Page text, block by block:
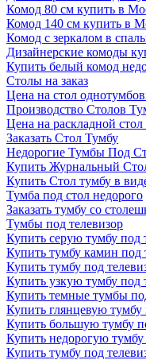
Комод 80 см купить в
Комод 140 см купить в
Комод с зеркалом в
Дизайнерские комоды
Купить белый комод
Столы на заказ
Цена на стол
Производство Столов
Цена на раскладной стол
Заказать Стол Тумбу
Недорогие Тумбы Под
Купить Журнальный
Купить Стол тумбу в
Тумба под стол недорого
Заказать тумбу со
Тумбы под телевизор
Купить серую тумбу под
Купить тумбу камин под
Купить тумбу под
Купить узкую тумбу под
Купить темные тумбы
Купить глянцевую тумбу
Купить большую тумбу
Купить недорогую
Купить тумбу под